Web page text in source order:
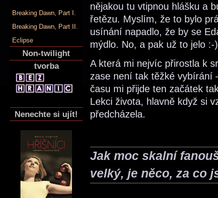
Breaking Dawn, Part I.
Breaking Dawn, Part II.
Eclipse
Non-twilight
tvorba
Nenechte si ujít!
nějakou tu vtipnou hlášku a
řetězu. Myslím, že to bylo
usínání napadlo, že by se
mýdlo. No, a pak už to jelo :-)
A která mi nejvíc přirostla k
zase není tak těžké vybírání
času mi přijde ten začátek
Lekci života, hlavně když si
předcházela.
Jak moc skalní
velký, je něco, za co